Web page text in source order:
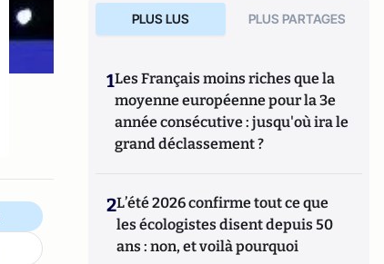
PLUS LUS PLUS PARTAGES
1Les Français moins riches que la
moyenne européenne pour la 3e
année consécutive : jusqu'où ira le
grand déclassement ?
2L’été 2026 confirme tout ce que
les écologistes disent depuis 50
ans : non, et voilà pourquoi